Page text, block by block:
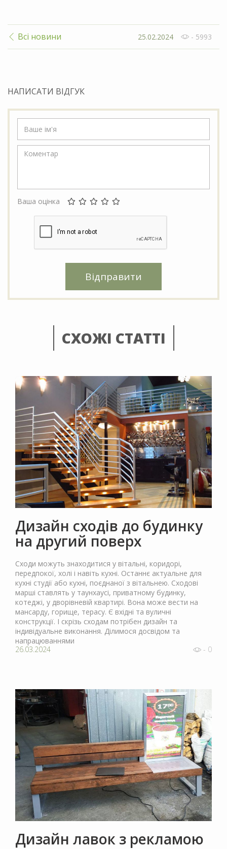
Всі новини 25.02.2024 - 5993
НАПИСАТИ ВІДГУК
Ваша оцінка
Відправити
СХОЖІ СТАТТІ
Дизайн сходів до будинку
на другий поверх
Сходи можуть знаходитися у вітальні, коридорі,
передпокої, холі і навіть кухні. Останнє актуальне для
кухні студії або кухні, поєднаної з вітальнею. Сходові
марші ставлять у таунхаусі, приватному будинку,
котеджі, у дворівневій квартирі. Вона може вести на
мансарду, горище, терасу. Є вхідні та вуличні
конструкції. І скрізь сходам потрібен дизайн та
індивідуальне виконання. Ділимося досвідом та
напрацюваннями
26.03.2024
- 0
Дизайн лавок з рекламою